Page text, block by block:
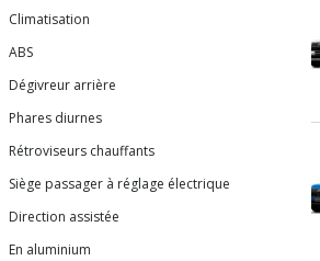
Climatisation
ABS
Dégivreur arrière
Phares diurnes
Rétroviseurs chauffants
Siège passager à réglage électrique
Direction assistée
En aluminium